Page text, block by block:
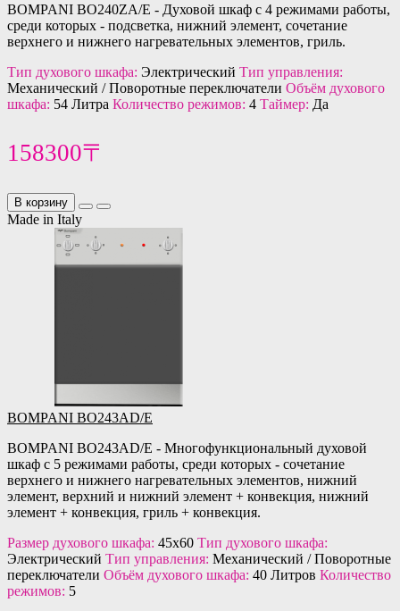
BOMPANI BO240ZA/E - Духовой шкаф с 4 режимами работы,
среди которых - подсветка, нижний элемент, сочетание
верхнего и нижнего нагревательных элементов, гриль.
Тип духового шкафа: Электрический Тип управления:
Механический / Поворотные переключатели Объём духового
шкафа: 54 Литра Количество режимов: 4 Таймер: Да
158300〒
В корзину
Made in Italy
BOMPANI BO243AD/E
BOMPANI BO243AD/E - Многофункциональный духовой
шкаф с 5 режимами работы, среди которых - сочетание
верхнего и нижнего нагревательных элементов, нижний
элемент, верхний и нижний элемент + конвекция, нижний
элемент + конвекция, гриль + конвекция.
Размер духового шкафа: 45х60 Тип духового шкафа:
Электрический Тип управления: Механический / Поворотные
переключатели Объём духового шкафа: 40 Литров Количество
режимов: 5